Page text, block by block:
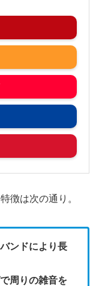
徴は次の通り。
ンドにより長
周りの雑音を